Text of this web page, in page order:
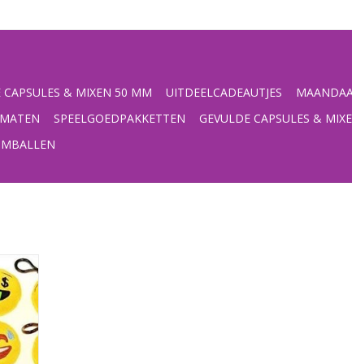
CAPSULES & MIXEN 50 MM UITDEELCADEAUTJES
SPEELGOEDPAKKETTEN GEVULDE CAPSULES &
clip